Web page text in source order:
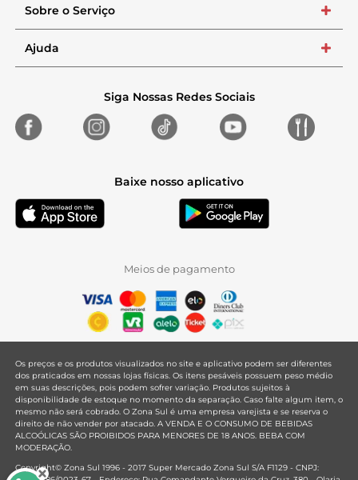
Sobre o Serviço +
Ajuda +
Siga Nossas Redes Sociais
Baixe nosso aplicativo
Meios de pagamento
Os preços e os produtos visualizados no site e aplicativo podem ser diferentes
dos praticados em nossas lojas físicas. Os itens pesáveis possuem peso médio
em suas descrições, pois podem sofrer variação. Produtos sujeitos à
disponibilidade de estoque no momento da separação. Caso falte algum item, o
mesmo não será cobrado. O Zona Sul é uma empresa varejista e se reserva o
direito de não vender por atacado. A VENDA E O CONSUMO DE BEBIDAS
ALCOÓLICAS SÃO PROIBIDOS PARA MENORES DE 18 ANOS. BEBA COM
MODERAÇÃO.
Copyright© Zona Sul 1996 - 2017 Super Mercado Zona Sul S/A F1129 - CNPJ: